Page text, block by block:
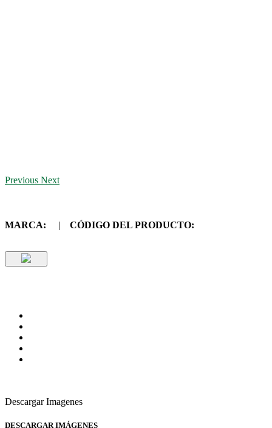
Previous Next
MARCA: | CÓDIGO DEL PRODUCTO:
Descargar Imagenes
DESCARGAR IMÁGENES